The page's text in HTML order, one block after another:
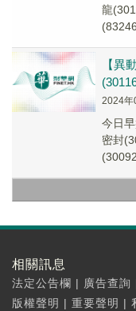
龍
【異
2024年
今日
密封
相關訊息
法定公告欄 | 廣告查詢
版權聲明 | 重要聲明 |